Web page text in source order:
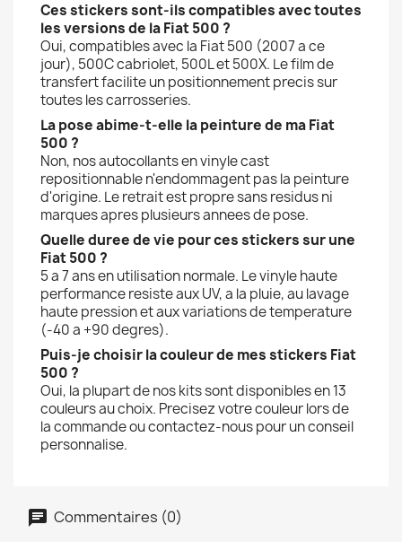
Ces stickers sont-ils compatibles avec toutes
les versions de la Fiat 500 ?
Oui, compatibles avec la Fiat 500 (2007 a ce
jour), 500C cabriolet, 500L et 500X. Le film de
transfert facilite un positionnement precis sur
toutes les carrosseries.
La pose abime-t-elle la peinture de ma Fiat
500 ?
Non, nos autocollants en vinyle cast
repositionnable n'endommagent pas la peinture
d'origine. Le retrait est propre sans residus ni
marques apres plusieurs annees de pose.
Quelle duree de vie pour ces stickers sur une
Fiat 500 ?
5 a 7 ans en utilisation normale. Le vinyle haute
performance resiste aux UV, a la pluie, au lavage
haute pression et aux variations de temperature
(-40 a +90 degres).
Puis-je choisir la couleur de mes stickers Fiat
500 ?
Oui, la plupart de nos kits sont disponibles en 13
couleurs au choix. Precisez votre couleur lors de
la commande ou contactez-nous pour un conseil
personnalise.
Commentaires (0)